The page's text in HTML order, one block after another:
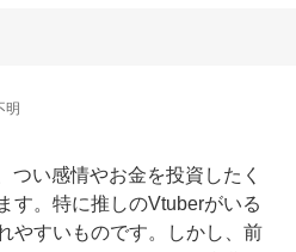
明
つい感情やお金を投資したく
す。特に推しのVtuberがいる
やすいものです。しかし、前